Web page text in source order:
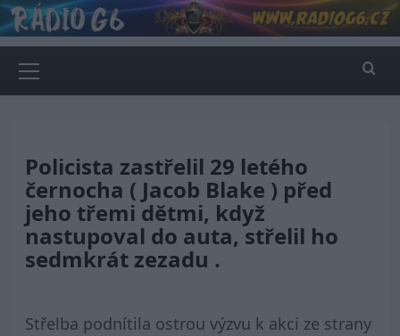
Skip
to
content
Menu
Policista zastřelil 29 letého
černocha ( Jacob Blake ) před
jeho třemi dětmi, když
nastupoval do auta, střelil ho
sedmkrát zezadu .
Střelba podnítila ostrou výzvu k akci ze strany